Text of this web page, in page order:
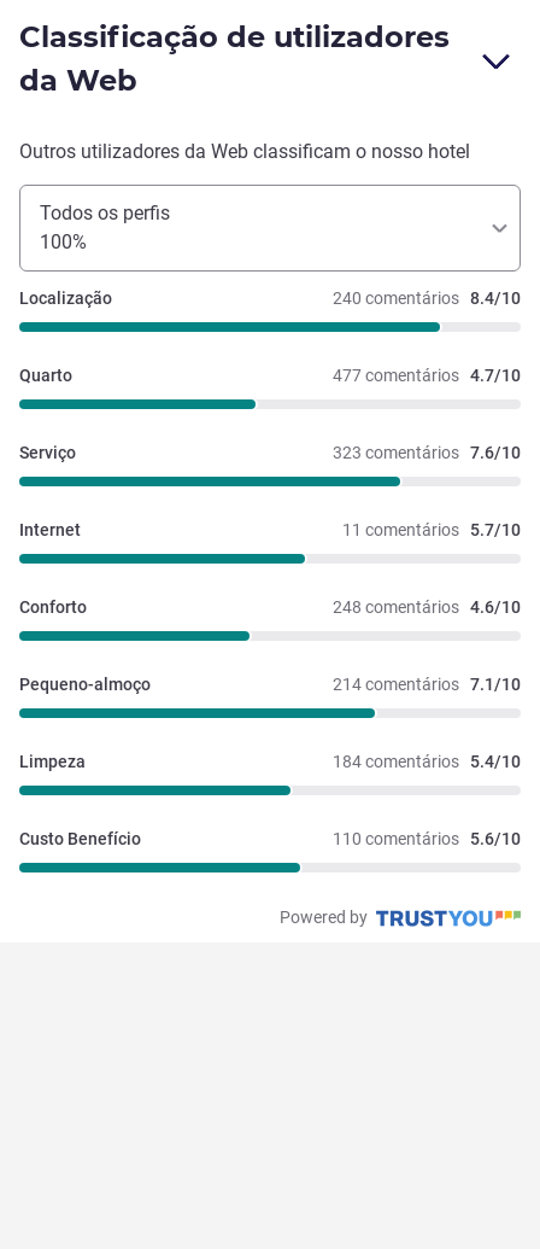
Classificação de utilizadores
da Web
Outros utilizadores da Web classificam o nosso hotel
Todos os perfis
100%
240 comentários 8.4/10
Localização
477 comentários 4.7/10
Quarto
323 comentários 7.6/10
Serviço
11 comentários 5.7/10
Internet
248 comentários 4.6/10
Conforto
214 comentários 7.1/10
Pequeno-almoço
184 comentários 5.4/10
Limpeza
110 comentários 5.6/10
Custo Benefício
Powered by